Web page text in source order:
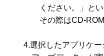
ください。」という
その際はCD-ROMを
4.選択したアプリケー